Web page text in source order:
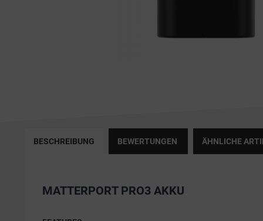
BESCHREIBUNG BEWERTUNGEN ÄHNLICHE
MATTERPORT PRO3 AKKU